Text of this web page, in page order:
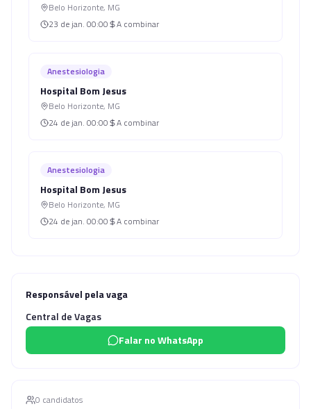
Belo Horizonte, MG
23 de jan. 00:00 A combinar
Anestesiologia
Hospital Bom Jesus
Belo Horizonte, MG
24 de jan. 00:00 A combinar
Anestesiologia
Hospital Bom Jesus
Belo Horizonte, MG
24 de jan. 00:00 A combinar
Responsável pela vaga
Central de Vagas
Falar no WhatsApp
0 candidatos